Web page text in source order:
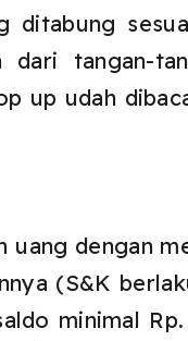
ditabung
tangan-
up udah
dengan
(S&K
minimal